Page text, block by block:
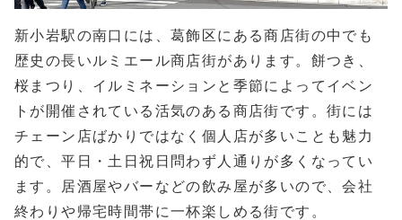
新小岩駅の南口には、葛飾区にある商店街の中でも
歴史の長いルミエール商店街があります。餅つき、
桜まつり、イルミネーションと季節によってイベン
トが開催されている活気のある商店街です。街には
チェーン店ばかりではなく個人店が多いことも魅力
的で、平日・土日祝日問わず人通りが多くなってい
ます。居酒屋やバーなどの飲み屋が多いので、会社
終わりや帰宅時間帯に一杯楽しめる街です。